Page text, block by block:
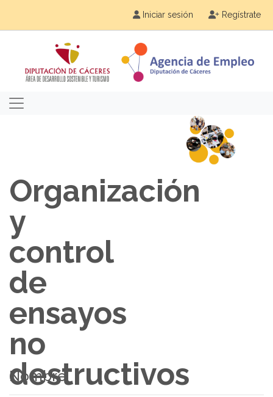
Iniciar sesión Regístrate
Organización
y
control
de
ensayos
no
destructivos
Nombre